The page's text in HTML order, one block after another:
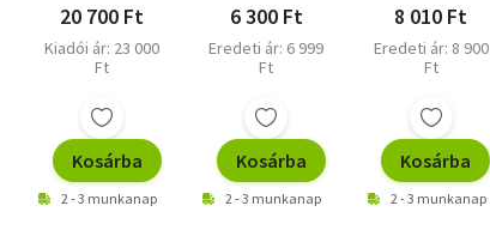
20 700 Ft
Kiadói ár: 23 000
Ft
Kosárba
2 - 3 munkanap
6 300 Ft
Eredeti ár: 6 999
Ft
Kosárba
2 - 3 munkanap
8 010 Ft
Eredeti ár: 8 900
Ft
Kosárba
2 - 3 munkanap